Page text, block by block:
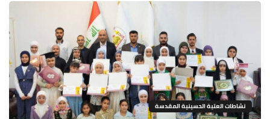
نشاطات العتبة الحسينية المقدسة